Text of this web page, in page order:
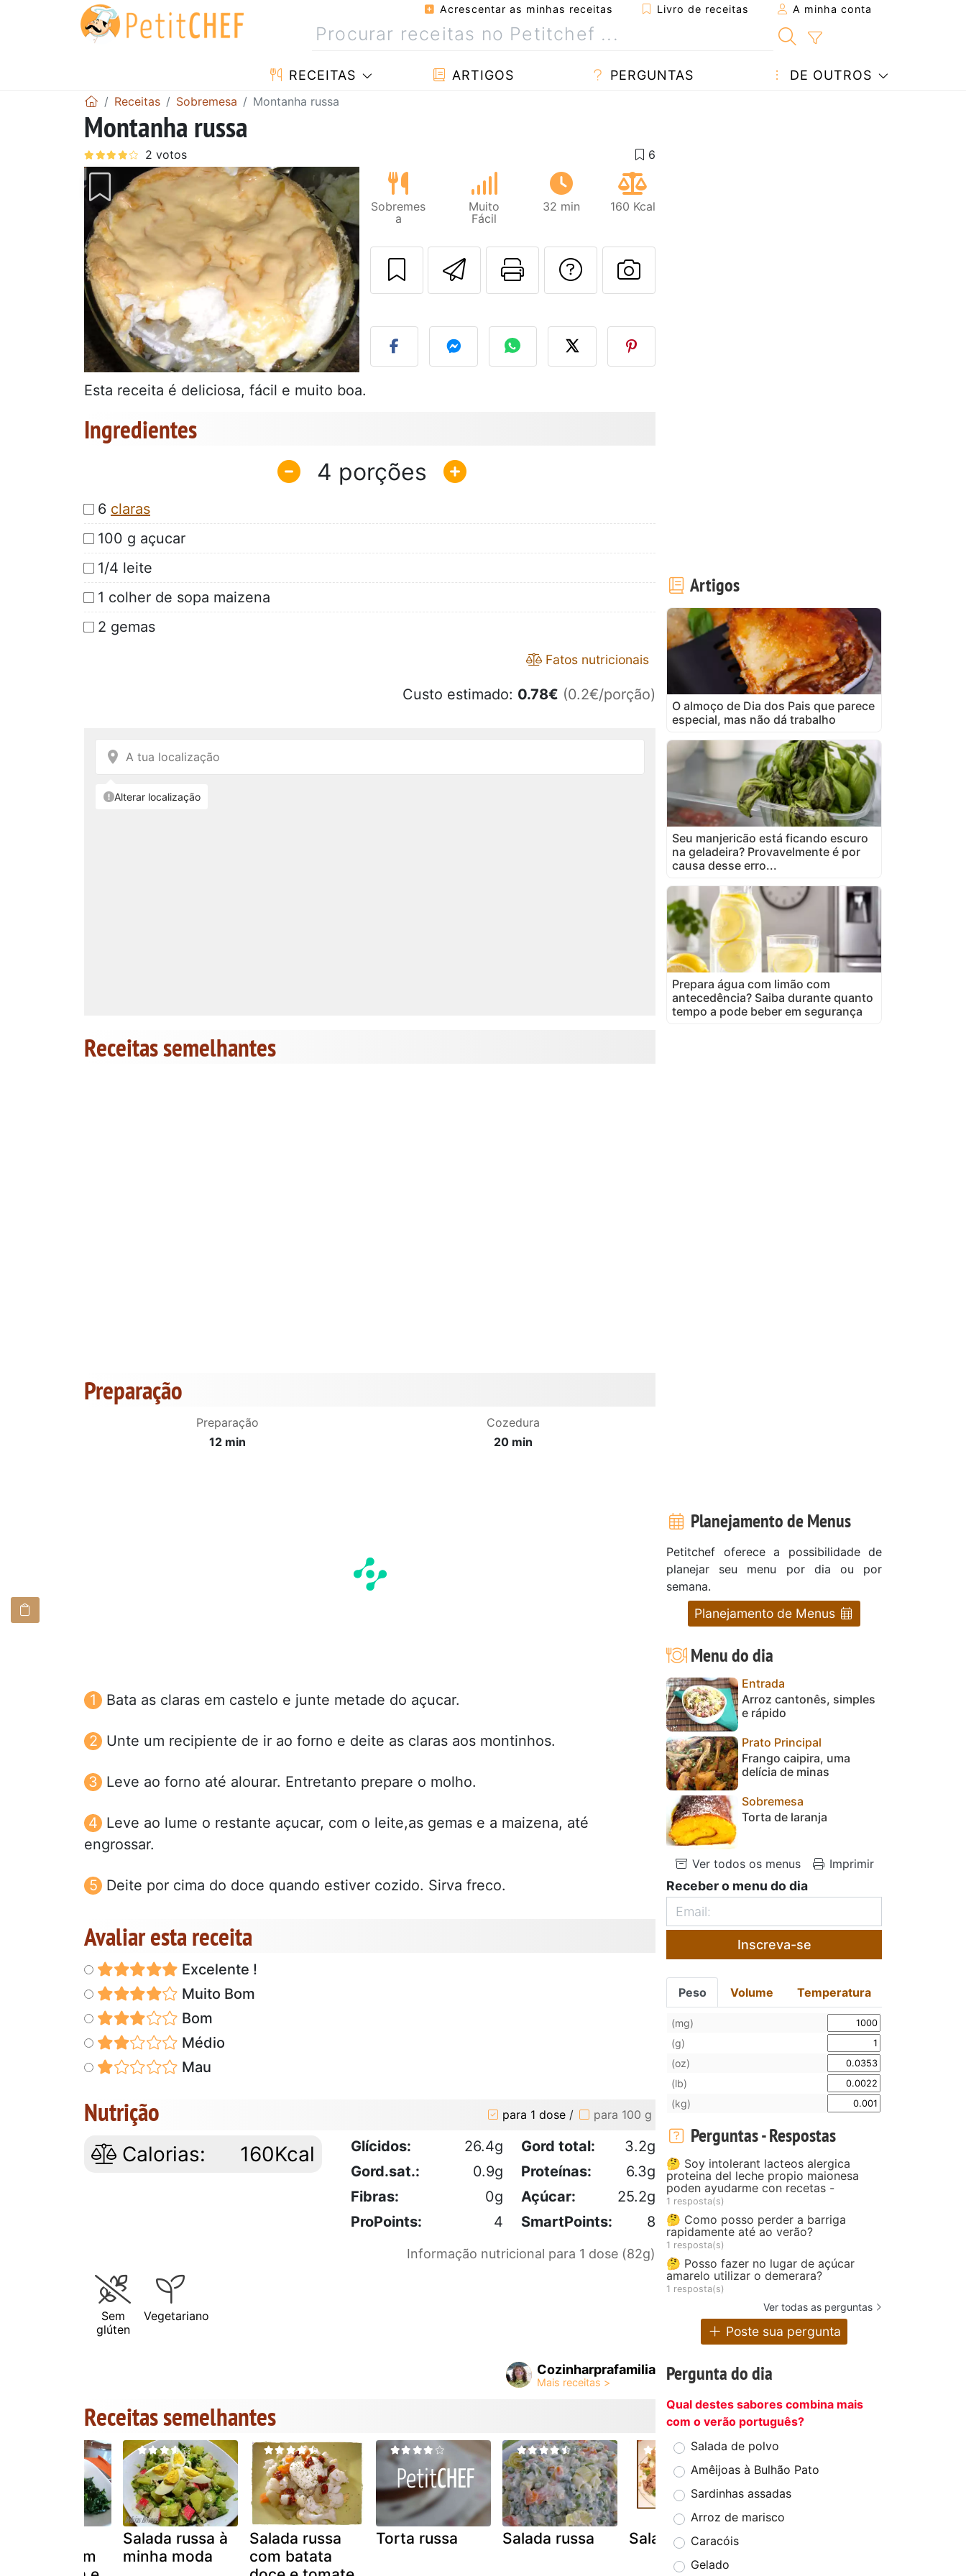
Acrescentar as minhas receitas Livro de receitas A minha conta
RECEITAS ARTIGOS PERGUNTAS DE OUTROS
Receitas Sobremesa Montanha russa
Montanha russa
Sobremes
a
Muito
Fácil
32 min 160 Kcal
Enviar esta receita a um amigo
Imprima esta página
Falar com o autor da receita
Fez esta receita? Compartilhe
Esta receita é deliciosa, fácil e muito boa.
Ingredientes
4
6 claras
100 g açucar
1/4 leite
1 colher de sopa maizena
2 gemas
Fatos nutricionais
Custo estimado: 0.78€ (0.2€/porção)
Receitas semelhantes
Preparação
Preparação
12 min
Cozedura
20 min
Bata as claras em castelo e junte metade do açucar.
Unte um recipiente de ir ao forno e deite as claras aos montinhos.
Leve ao forno até alourar. Entretanto prepare o molho.
Leve ao lume o restante açucar, com o leite,as gemas e a maizena, até
engrossar.
Deite por cima do doce quando estiver cozido. Sirva freco.
Avaliar esta receita
Excelente !
Muito Bom
Bom
Médio
Mau
Nutrição para 1 dose / para 100 g
Calorias: 160Kcal Glícidos: 26.4g Gord total:
3.2g
Gord.sat.:
0.9g Proteínas:
6.3g
Fibras:
0g Açúcar:
25.2g
ProPoints:
4 SmartPoints: 8
Informação nutricional para 1 dose (82g)
Sem
glúten
Vegetariano
Cozinharprafamilia
Receitas semelhantes
com
Salada russa à
minha moda
Salada russa
com batata
Torta russa Salada russa Salada russa
Artigos
O almoço de Dia dos Pais que parece
especial, mas não dá trabalho
Seu manjericão está ficando escuro
na geladeira? Provavelmente é por
causa desse erro...
Prepara água com limão com
antecedência? Saiba durante quanto
tempo a pode beber em segurança
Planejamento de Menus
Petitchef oferece a possibilidade de
planejar seu menu por dia ou por
semana.
Planejamento de Menus
Menu do dia
Entrada
Arroz cantonês, simples
e rápido
Prato Principal
Frango caipira, uma
delícia de minas
Sobremesa
Torta de laranja
Ver todos os menus Imprimir
Receber o menu do dia
Inscreva-se
Peso Volume Temperatura
(mg)
(g)
(oz)
(lb)
(kg)
Perguntas - Respostas
🤔 Soy intolerant lacteos alergica
proteina del leche propio maionesa
poden ayudarme con recetas -
1 resposta(s)
🤔 Como posso perder a barriga
rapidamente até ao verão?
1 resposta(s)
🤔 Posso fazer no lugar de açúcar
amarelo utilizar o demerara?
1 resposta(s)
Ver todas as perguntas
Poste sua pergunta
Pergunta do dia
Qual destes sabores combina mais
com o verão português?
Salada de polvo
Amêijoas à Bulhão Pato
Sardinhas assadas
Arroz de marisco
Caracóis
Gelado